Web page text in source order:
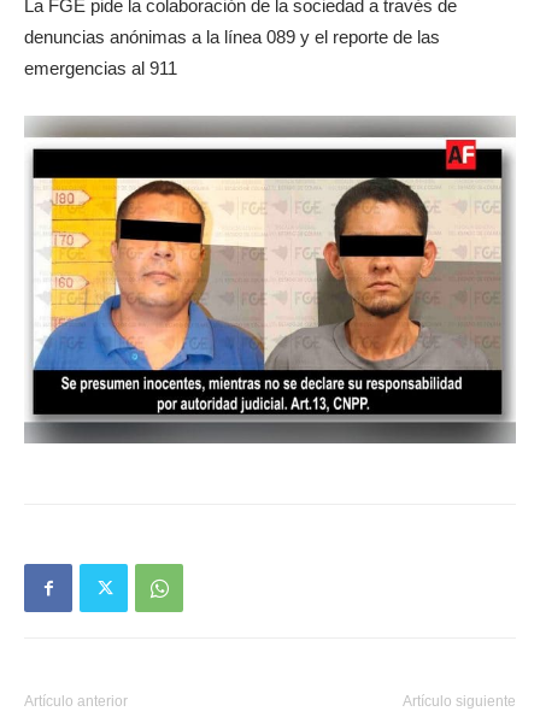
La FGE pide la colaboración de la sociedad a través de
denuncias anónimas a la línea 089 y el reporte de las
emergencias al 911
Artículo anterior Artículo siguiente